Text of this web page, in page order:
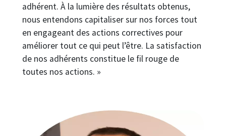
adhérent. À la lumière des résultats obtenus,
nous entendons capitaliser sur nos forces tout
en engageant des actions correctives pour
améliorer tout ce qui peut l’être. La satisfaction
de nos adhérents constitue le fil rouge de
toutes nos actions. »